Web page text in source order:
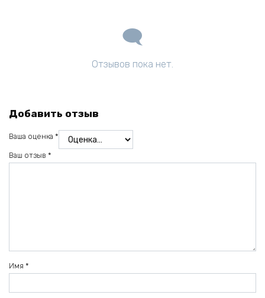
Отзывов пока нет.
Добавить отзыв
Ваша оценка *
Ваш отзыв *
Имя *